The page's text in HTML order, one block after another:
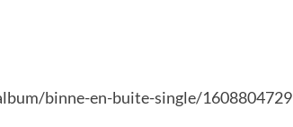
binne-en-buite-single/1608804729